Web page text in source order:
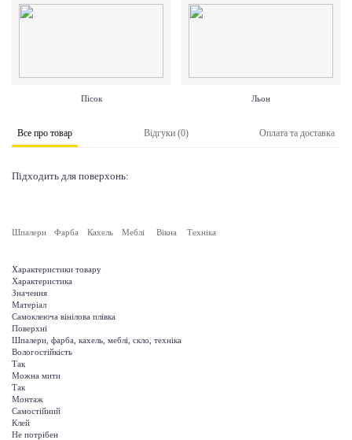
Пісок Льон
Все про товар Відгуки (0) Оплата та доставка
Підходить для поверхонь:
Шпалери Фарба Кахель Меблі Вікна Техніка
Характеристики товару
Характеристика
Значення
Матеріал
Самоклеюча вінілова плівка
Поверхні
Шпалери, фарба, кахель, меблі, скло, техніка
Вологостійкість
Так
Можна мити
Так
Монтаж
Самостійний
Клей
Не потрібен